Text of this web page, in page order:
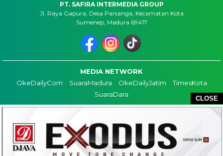
CLOSE
PT. SAFIRA INTERMEDIA GROUP
Jl. Raya Gapura, Desa Parsanga, Kecamatan Kota
Sumenep, Madura 69417
MEDIA NETWORK
OkeDailyCom
SuaraMadura OkeDailyJatim
TimesKota
SuaraDara
COPYRIGHT ©2026 SETARAINFO - ALL RIGHTS RESERVED